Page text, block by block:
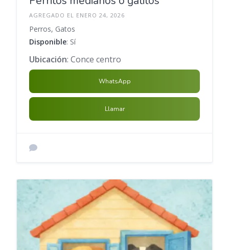
AGREGADO EL ENERO 24, 2026
Perros, Gatos
Disponible: Sí
Ubicación: Conce centro
WhatsApp
Llamar